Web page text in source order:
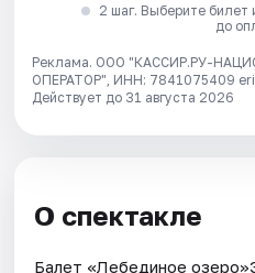
2 шаг. Выберите билет
до
Реклама. ООО "КАССИР.РУ-
ОПЕРАТОР", ИНН: 7841075409
Действует до 31 августа 2026
О спектакле
Балет «Лебединое